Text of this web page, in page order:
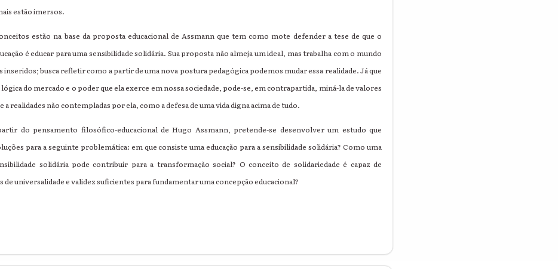
estão imersos.
estão na base da proposta educacional de Assmann que tem como mote defender a tese de que o
é educar para uma sensibilidade solidária. Sua proposta não almeja um ideal, mas trabalha com o mundo
inseridos; busca refletir como a partir de uma nova postura pedagógica podemos mudar essa realidade. Já que
lógica do mercado e o poder que ela exerce em nossa sociedade, pode-se, em contrapartida, miná-la de valores
a realidades não contempladas por ela, como a defesa de uma vida digna acima de tudo.
do pensamento filosófico-educacional de Hugo Assmann, pretende-se desenvolver um estudo que
para a seguinte problemática: em que consiste uma educação para a sensibilidade solidária? Como uma
solidária pode contribuir para a transformação social? O conceito de solidariedade é capaz de
universalidade e validez suficientes para fundamentar uma concepção educacional?